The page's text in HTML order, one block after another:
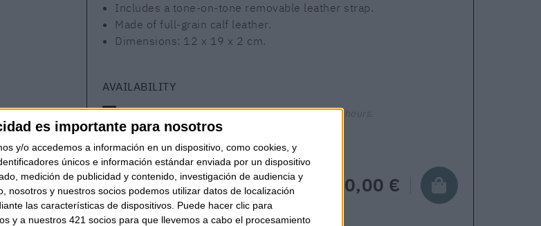
es importante para nosotros
y/o accedemos a información en un dispositivo, como cookies, y
únicos e información estándar enviada por un dispositivo
medición de publicidad y contenido, investigación de audiencia y
nosotros y nuestros socios podemos utilizar datos de localización
las características de dispositivos. Puede hacer clic para
y a nuestros 421 socios para que llevemos a cabo el procesamiento
Includes a tone-on-tone removable leather strap.
Made of full-grain calf leather.
Dimensions: 12 x 19 x 2 cm.
AVAILABILITY
This product is in stock Shipping in 24-48 hours.
QUANTITY 150,00 €